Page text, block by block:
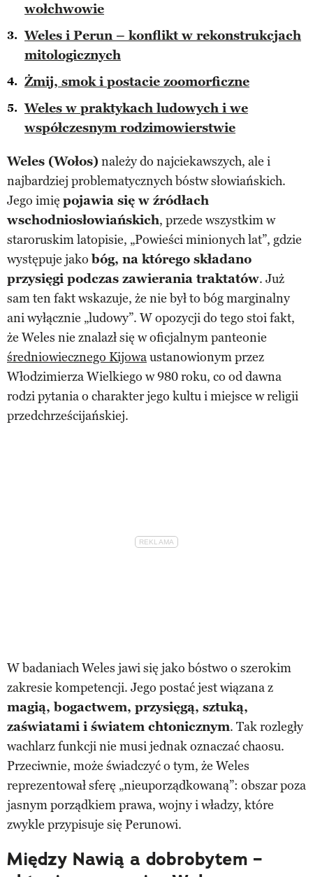
wołchwowie
Weles i Perun – konflikt w rekonstrukcjach
mitologicznych
Żmij, smok i postacie zoomorficzne
Weles w praktykach ludowych i we
współczesnym rodzimowierstwie
Weles (Wołos) należy do najciekawszych, ale i
najbardziej problematycznych bóstw słowiańskich.
Jego imię pojawia się w źródłach
wschodniosłowiańskich, przede wszystkim w
staroruskim latopisie, „Powieści minionych lat”, gdzie
występuje jakobóg, na którego składano
przysięgi podczas zawierania traktatów. Już
sam ten fakt wskazuje, że nie był to bóg marginalny
ani wyłącznie „ludowy”. W opozycji do tego stoi fakt,
że Weles nie znalazł się w oficjalnym panteonie
średniowiecznego Kijowaustanowionym przez
Włodzimierza Wielkiego w 980 roku, co od dawna
rodzi pytania o charakter jego kultu i miejsce w religii
przedchrześcijańskiej.
W badaniach Weles jawi się jako bóstwo o szerokim
zakresie kompetencji. Jego postać jest wiązana z
magią, bogactwem, przysięgą, sztuką,
zaświatami i światem chtonicznym. Tak rozległy
wachlarz funkcji nie musi jednak oznaczać chaosu.
Przeciwnie, może świadczyć o tym, że Weles
reprezentował sferę „nieuporządkowaną”: obszar poza
jasnym porządkiem prawa, wojny i władzy, które
zwykle przypisuje się Perunowi.
Między Nawią a dobrobytem –